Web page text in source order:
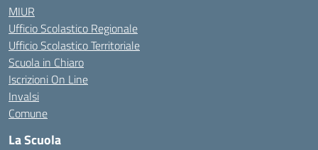
MIUR
Ufficio Scolastico Regionale
Ufficio Scolastico Territoriale
Scuola in Chiaro
Iscrizioni On Line
Invalsi
Comune
La Scuola